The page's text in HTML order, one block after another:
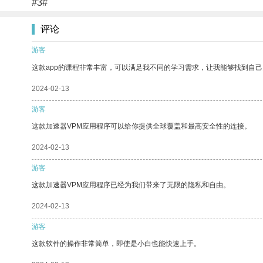
#3#
评论
游客
这款app的课程非常丰富，可以满足我不同的学习需求，让我能够找到自己
2024-02-13
游客
这款加速器VPM应用程序可以给你提供全球覆盖和最高安全性的连接。
2024-02-13
游客
这款加速器VPM应用程序已经为我们带来了无限的隐私和自由。
2024-02-13
游客
这款软件的操作非常简单，即使是小白也能快速上手。